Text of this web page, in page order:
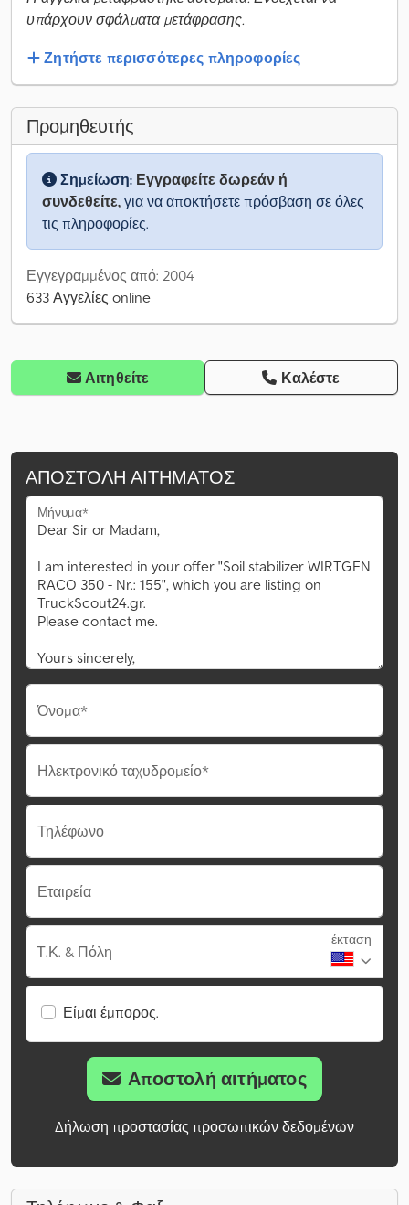
υπάρχουν σφάλματα μετάφρασης.
Ζητήστε περισσότερες πληροφορίες
Προμηθευτής
Σημείωση: Εγγραφείτε δωρεάν ή
συνδεθείτε, για να αποκτήσετε πρόσβαση σε όλες
τις πληροφορίες.
Εγγεγραμμένος από: 2004
633 Αγγελίες online
Αιτηθείτε Καλέστε
ΑΠΟΣΤΟΛΉ ΑΙΤΉΜΑΤΟΣ
Μήνυμα*
Όνομα*
Ηλεκτρονικό ταχυδρομείο*
Τηλέφωνο
Εταιρεία
Τ.Κ. & Πόλη
έκταση
Είμαι έμπορος.
Αποστολή αιτήματος
Δήλωση προστασίας προσωπικών δεδομένων